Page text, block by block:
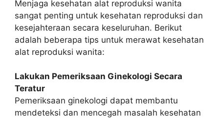
Menjaga kesehatan alat reproduksi wanita
sangat penting untuk kesehatan reproduksi dan
kesejahteraan secara keseluruhan. Berikut
adalah beberapa tips untuk merawat kesehatan
alat reproduksi wanita:
Lakukan Pemeriksaan Ginekologi Secara
Teratur
Pemeriksaan ginekologi dapat membantu
mendeteksi dan mencegah masalah kesehatan